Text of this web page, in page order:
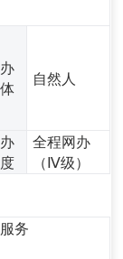
自然人
全程网办
（Ⅳ级）
务